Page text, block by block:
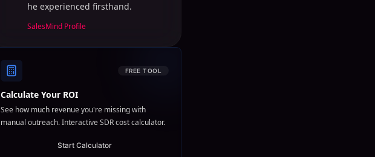
he experienced firsthand.
SalesMind Profile
FREE TOOL
Calculate Your ROI
See how much revenue you're missing with
manual outreach. Interactive SDR cost calculator.
Start Calculator